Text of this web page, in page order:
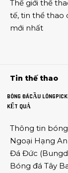
Thế giới thể
tế, tin thể thao
mới nhất
Tin thế thao
BÓNG ĐÁCẦU LÔNG
KẾT QUẢ
Thông tin
Ngoại Hạng
Đá Đức (
Bóng đá Tây